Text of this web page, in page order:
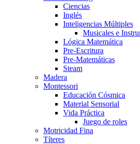
Ciencias
Inglés
Inteligencias Múltiples
Musicales e
Lógica Matemática
Pre-Escritura
Pre-Matemáticas
Steam
Madera
Montessori
Educación Cósmica
Material Sensorial
Vida Práctica
Juego de roles
Motricidad Fina
Títeres